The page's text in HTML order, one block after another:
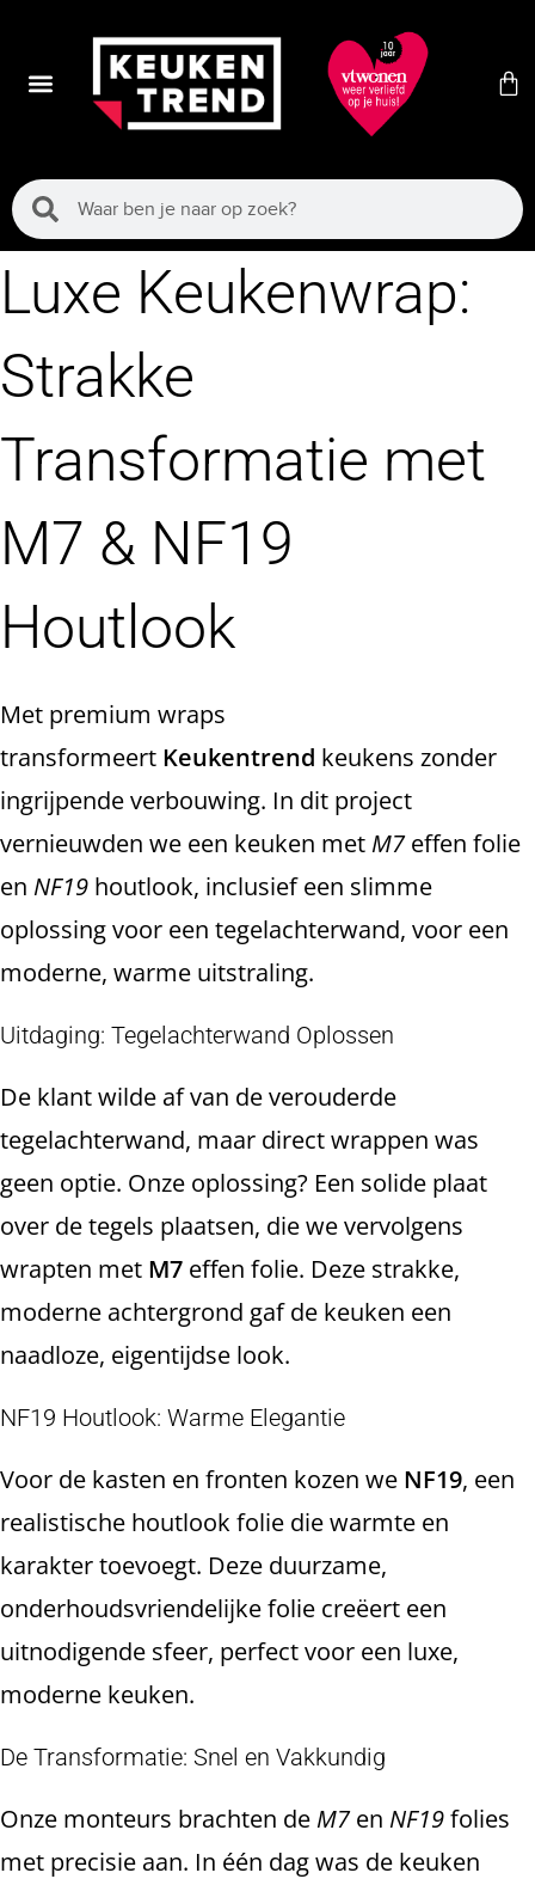
Luxe Keukenwrap:
Strakke
Transformatie met
M7 & NF19
Houtlook
Met premium wraps
transformeert Keukentrend keukens zonder
ingrijpende verbouwing. In dit project
vernieuwden we een keuken met M7effen folie
en NF19 houtlook, inclusief een slimme
oplossing voor een tegelachterwand, voor een
moderne, warme uitstraling.
Uitdaging: Tegelachterwand Oplossen
De klant wilde af van de verouderde
tegelachterwand, maar direct wrappen was
geen optie. Onze oplossing? Een solide plaat
over de tegels plaatsen, die we vervolgens
wrapten met M7 effen folie. Deze strakke,
moderne achtergrond gaf de keuken een
naadloze, eigentijdse look.
NF19 Houtlook: Warme Elegantie
Voor de kasten en fronten kozen we NF19, een
realistische houtlook folie die warmte en
karakter toevoegt. Deze duurzame,
onderhoudsvriendelijke folie creëert een
uitnodigende sfeer, perfect voor een luxe,
moderne keuken.
De Transformatie: Snel en Vakkundig
Onze monteurs brachten de M7en NF19folies
met precisie aan. In één dag was de keuken